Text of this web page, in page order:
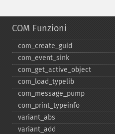
COM Funzioni
com_​create_​guid
com_​event_​sink
com_​get_​active_​object
com_​load_​typelib
com_​message_​pump
com_​print_​typeinfo
variant_​abs
variant_​add